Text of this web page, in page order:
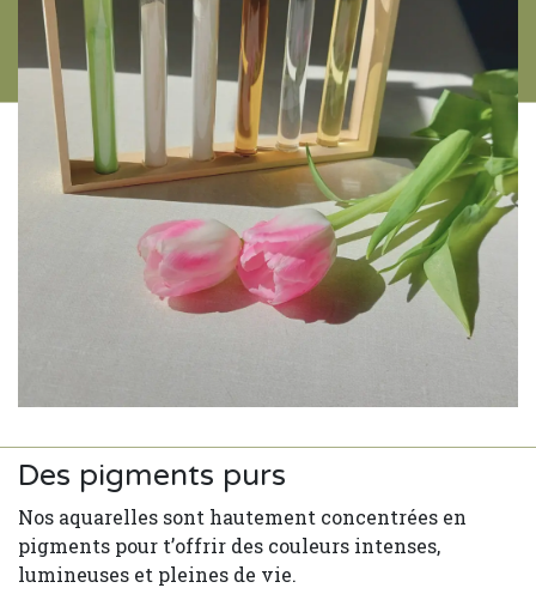
Des pigments purs
Nos aquarelles sont hautement concentrées en
pigments pour t’offrir des couleurs intenses,
lumineuses et pleines de vie.